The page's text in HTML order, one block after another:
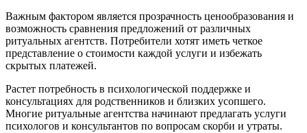
Важным фактором является прозрачность ценообразования и
возможность сравнения предложений от различных
ритуальных агентств. Потребители хотят иметь четкое
представление о стоимости каждой услуги и избежать
скрытых платежей.
Растет потребность в психологической поддержке и
консультациях для родственников и близких усопшего.
Многие ритуальные агентства начинают предлагать услуги
психологов и консультантов по вопросам скорби и утраты.